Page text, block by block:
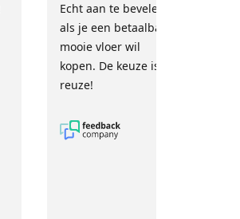
Echt aan te bevelen
als je een betaalbare,
mooie vloer wil
kopen. De keuze is
reuze!